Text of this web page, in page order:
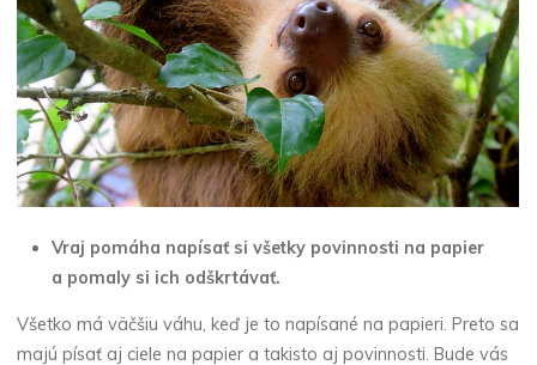
Vraj pomáha napísať si všetky povinnosti na papier
a pomaly si ich odškrtávať.
Všetko má väčšiu váhu, keď je to napísané na papieri. Preto sa
majú písať aj ciele na papier a takisto aj povinnosti. Bude vás